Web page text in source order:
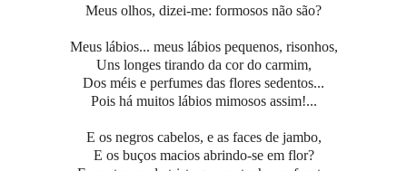
Meus olhos, dizei-me: formosos não são?
Meus lábios... meus lábios pequenos, risonhos,
Uns longes tirando da cor do carmim,
Dos méis e perfumes das flores sedentos...
Pois há muitos lábios mimosos assim!...
E os negros cabelos, e as faces de jambo,
E os buços macios abrindo-se em flor?